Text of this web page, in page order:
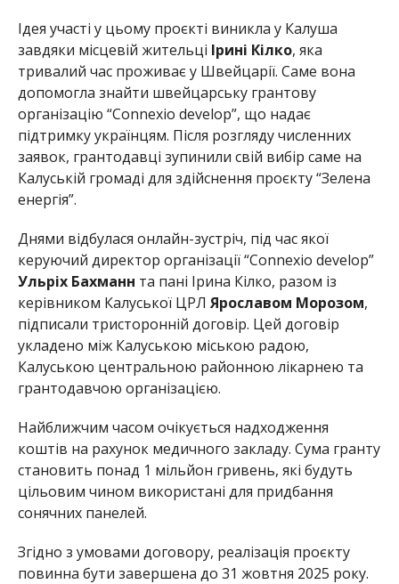
Ідея участі у цьому проєкті виникла у Калуша
завдяки місцевій жительці Ірині Кілко, яка
тривалий час проживає у Швейцарії. Саме вона
допомогла знайти швейцарську грантову
організацію “Connexio develop”, що надає
підтримку українцям. Після розгляду численних
заявок, грантодавці зупинили свій вибір саме на
Калуській громаді для здійснення проєкту “Зелена
енергія”.
Днями відбулася онлайн-зустріч, під час якої
керуючий директор організації “Connexio develop”
Ульріх Бахманн та пані Ірина Кілко, разом із
керівником Калуської ЦРЛ Ярославом Морозом,
підписали тристоронній договір. Цей договір
укладено між Калуською міською радою,
Калуською центральною районною лікарнею та
грантодавчою організацією.
Найближчим часом очікується надходження
коштів на рахунок медичного закладу. Сума гранту
становить понад 1 мільйон гривень, які будуть
цільовим чином використані для придбання
сонячних панелей.
Згідно з умовами договору, реалізація проєкту
повинна бути завершена до 31 жовтня 2025 року.